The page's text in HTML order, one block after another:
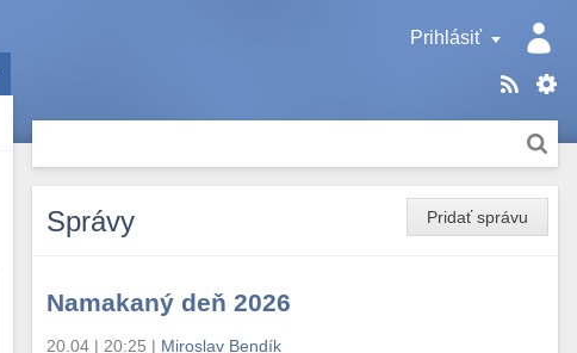
Prihlásiť
Pridať správu
Správy
Namakaný deň 2026
20.04 | 20:25 | Miroslav Bendík